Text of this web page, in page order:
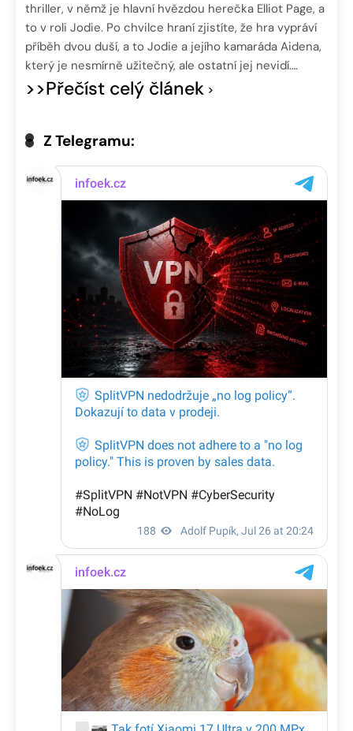
thriller, v němž je hlavní hvězdou herečka Elliot Page, a
to v roli Jodie. Po chvilce hraní zjistíte, že hra vypráví
příběh dvou duší, a to Jodie a jejího kamaráda Aidena,
který je nesmírně užitečný, ale ostatní jej nevidí….
>>Přečíst celý článek
Z Telegramu: